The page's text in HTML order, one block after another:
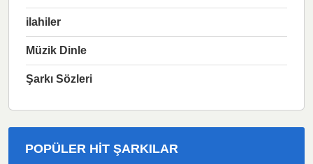
ilahiler
Müzik Dinle
Şarkı Sözleri
POPÜLER HIT ŞARKILAR